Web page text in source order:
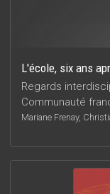
L'école, six ans
Regards
Communauté
Mariane Frenay,